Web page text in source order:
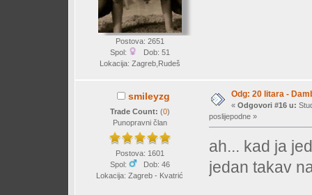
Postova: 2651
Spol:
Dob: 51
Lokacija: Zagreb,Rudeš
smileyzg
Trade Count: (0)
Punopravni član
Postova: 1601
Spol:
Dob: 46
Lokacija: Zagreb - Kvatrić
Odg: 20 litara -
« Odgovori #16 u:
poslijepodne »
ah... kad ja
jedan takav